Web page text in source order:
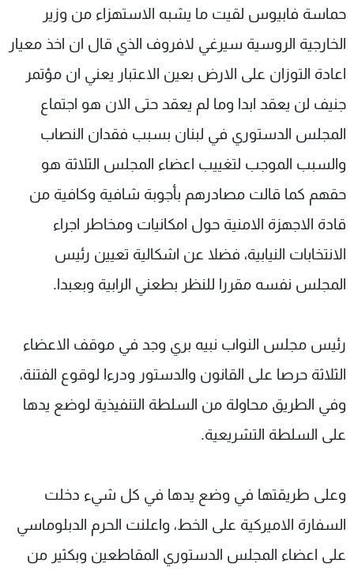
حماسة فابيوس لقيت ما يشبه الاستهزاء من وزير
الخارجية الروسية سيرغي لافروف الذي قال ان اخذ معيار
اعادة التوزان على الارض بعين الاعتبار يعني ان مؤتمر
جنيف لن يعقد ابدا وما لم يعقد حتى الان هو اجتماع
المجلس الدستوري في لبنان بسبب فقدان النصاب
والسبب الموجب لتغييب اعضاء المجلس الثلاثة هو
حقهم كما قالت مصادرهم بأجوبة شافية وكافية من
قادة الاجهزة الامنية حول امكانيات ومخاطر اجراء
الانتخابات النيابية، فضلا عن اشكالية تعيين رئيس
المجلس نفسه مقررا للنظر بطعني الرابية وبعبدا.
رئيس مجلس النواب نبيه بري وجد في موقف الاعضاء
الثلاثة حرصا على القانون والدستور ودرءا لوقوع الفتنة،
وفي الطريق محاولة من السلطة التنفيذية لوضع يدها
على السلطة التشريعية.
وعلى طريقتها في وضع يدها في كل شيء دخلت
السفارة الاميركية على الخط، واعلنت الحرم الدبلوماسي
على اعضاء المجلس الدستوري المقاطعين وبكثير من